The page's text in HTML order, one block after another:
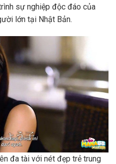
sự nghiệp độc đáo của
lớn tại Nhật Bản.
đa tài với nét đẹp trẻ trung